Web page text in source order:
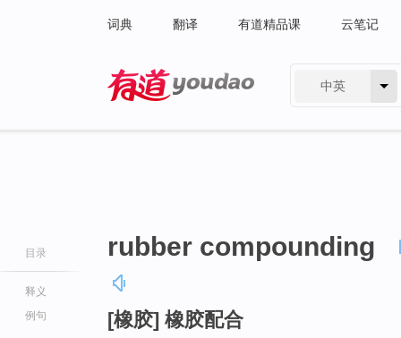
词典 翻译 有道精品课 云笔记
中英
目录
释义
例句
rubber compounding
[橡胶] 橡胶配合